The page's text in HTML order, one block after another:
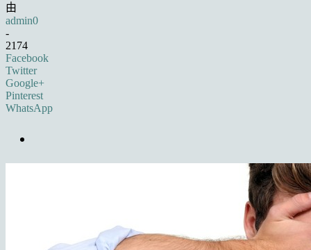
由
admin0
-
2174
Facebook
Twitter
Google+
Pinterest
WhatsApp